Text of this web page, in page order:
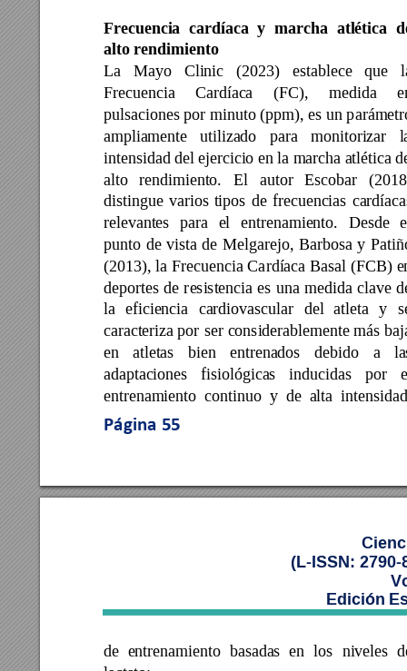
Página 55
Frecuencia cardíaca y marcha atlética
alto rendimiento
La Mayo Clinic (2023) establece que
Frecuencia
Cardíaca (FC), medida
pulsaciones por minuto (ppm), es un p
ampliamente
utilizado para monitorizar
intensidad del ejercicio en la marcha atlética
alto rendimiento. El autor Escobar
distingue varios tipos de frecuencias ca
relevantes para el entrenamiento. Desde
punto de vista de Melgarejo, Barbosa y
(2013), la Frecuencia Cardíaca Basal (FCB)
deportes de resistencia es una medida clave d
la eficiencia cardiovascular del atleta y
caracteriza por ser considerablemente más
en
atletas bien entrenados debido a
adaptaciones
fisiológicas inducidas por
entrenamiento continuo y de alta
(L-ISSN:
Edición
de entrenamiento basadas en los niveles